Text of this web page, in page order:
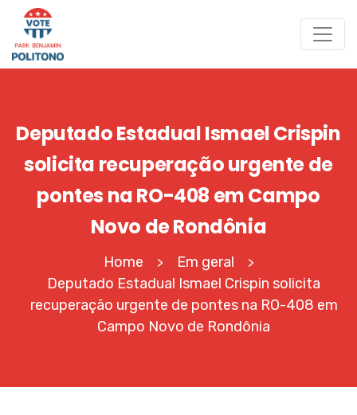
Deputado Estadual Ismael Crispin
solicita recuperação urgente de
pontes na RO-408 em Campo
Novo de Rondônia
Home > Em geral >
Deputado Estadual Ismael Crispin solicita
recuperação urgente de pontes na RO-408 em
Campo Novo de Rondônia